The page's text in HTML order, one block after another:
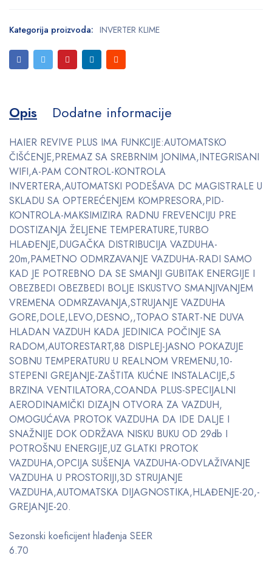
Kategorija proizvoda: INVERTER KLIME
Opis Dodatne informacije
HAIER REVIVE PLUS IMA FUNKCIJE:AUTOMATSKO
ČIŠĆENJE,PREMAZ SA SREBRNIM JONIMA,INTEGRISANI
WIFI,A-PAM CONTROL-KONTROLA
INVERTERA,AUTOMATSKI PODEŠAVA DC MAGISTRALE U
SKLADU SA OPTEREĆENJEM KOMPRESORA,PID-
KONTROLA-MAKSIMIZIRA RADNU FREVENCIJU PRE
DOSTIZANJA ŽELJENE TEMPERATURE,TURBO
HLAĐENJE,DUGAČKA DISTRIBUCIJA VAZDUHA-
20m,PAMETNO ODMRZAVANJE VAZDUHA-RADI SAMO
KAD JE POTREBNO DA SE SMANJI GUBITAK ENERGIJE I
OBEZBEDI OBEZBEDI BOLJE ISKUSTVO SMANJIVANJEM
VREMENA ODMRZAVANJA,STRUJANJE VAZDUHA
GORE,DOLE,LEVO,DESNO,,TOPAO START-NE DUVA
HLADAN VAZDUH KADA JEDINICA POČINJE SA
RADOM,AUTORESTART,88 DISPLEJ-JASNO POKAZUJE
SOBNU TEMPERATURU U REALNOM VREMENU,10-
STEPENI GREJANJE-ZAŠTITA KUĆNE INSTALACIJE,5
BRZINA VENTILATORA,COANDA PLUS-SPECIJALNI
AERODINAMIČKI DIZAJN OTVORA ZA VAZDUH,
OMOGUĆAVA PROTOK VAZDUHA DA IDE DALJE I
SNAŽNIJE DOK ODRŽAVA NISKU BUKU OD 29db I
POTROŠNU ENERGIJE,UZ GLATKI PROTOK
VAZDUHA,OPCIJA SUŠENJA VAZDUHA-ODVLAŽIVANJE
VAZDUHA U PROSTORIJI,3D STRUJANJE
VAZDUHA,AUTOMATSKA DIJAGNOSTIKA,HLAĐENJE-20,-
GREJANJE-20.
Sezonski koeficijent hlađenja SEER
6.70